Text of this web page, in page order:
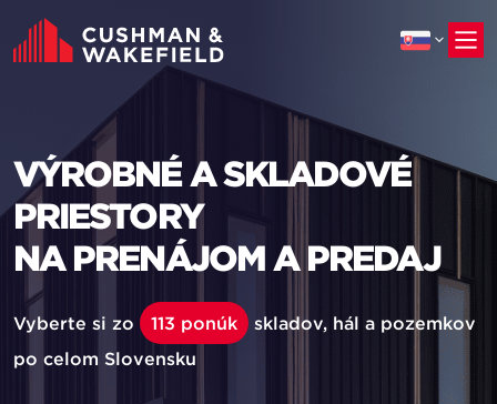
hlavný
obsah
VÝROBNÉ A SKLADOVÉ
PRIESTORY
NA PRENÁJOM A PREDAJ
Vyberte si zo 113 ponúk
skladov, hál a pozemkov
po celom Slovensku